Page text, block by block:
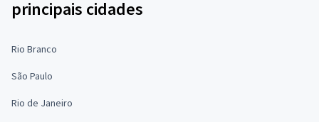
principais cidades
Rio Branco
São Paulo
Rio de Janeiro